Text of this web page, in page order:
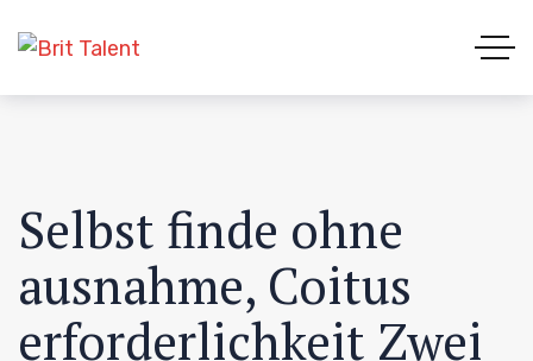
Selbst finde ohne
ausnahme, Coitus
erforderlichkeit Zwei